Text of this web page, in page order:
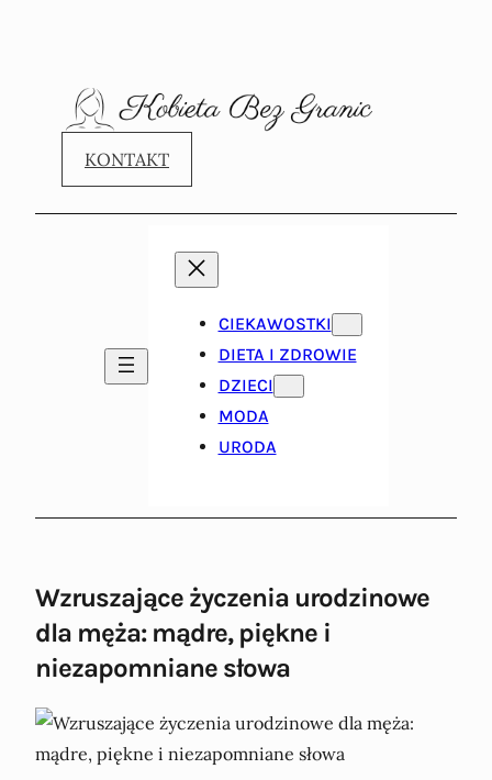
KONTAKT
CIEKAWOSTKI
DIETA I ZDROWIE
DZIECI
MODA
URODA
Wzruszające życzenia urodzinowe
dla męża: mądre, piękne i
niezapomniane słowa